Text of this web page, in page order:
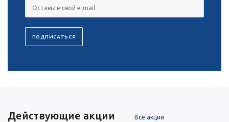
Действующие акции Все акции